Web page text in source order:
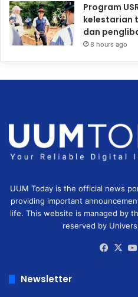
Program
kelestarian
dan
8 hours ago
UUM Today is the official news
providing important
life. This website is managed by
reserved by
X
Newsletter